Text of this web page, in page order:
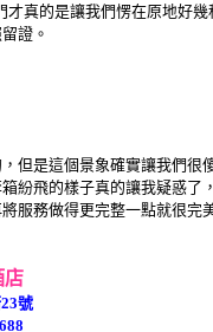
真的是讓我們愣在原地好幾
證。
但是這個景象確實讓我們很
紛飛的樣子真的讓我疑惑了，
服務做得更完整一點就很完
店
號